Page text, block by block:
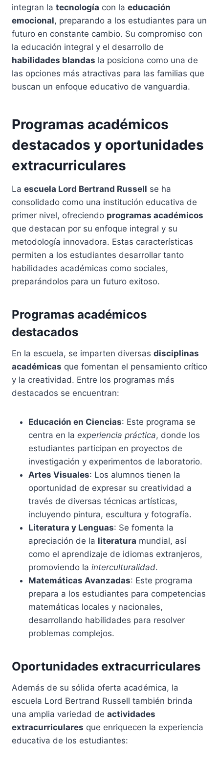
integran la tecnología con la educación
emocional, preparando a los estudiantes para un
futuro en constante cambio. Su compromiso con
la educación integral y el desarrollo de
habilidades blandas la posiciona como una de
las opciones más atractivas para las familias que
buscan un enfoque educativo de vanguardia.
Programas académicos
destacados y oportunidades
extracurriculares
La escuela Lord Bertrand Russell se ha
consolidado como una institución educativa de
primer nivel, ofreciendo programas académicos
que destacan por su enfoque integral y su
metodología innovadora. Estas características
permiten a los estudiantes desarrollar tanto
habilidades académicas como sociales,
preparándolos para un futuro exitoso.
Programas académicos
destacados
En la escuela, se imparten diversas disciplinas
académicas que fomentan el pensamiento crítico
y la creatividad. Entre los programas más
destacados se encuentran:
Educación en Ciencias: Este programa se
centra en la experiencia práctica, donde los
estudiantes participan en proyectos de
investigación y experimentos de laboratorio.
Artes Visuales: Los alumnos tienen la
oportunidad de expresar su creatividad a
través de diversas técnicas artísticas,
incluyendo pintura, escultura y fotografía.
Literatura y Lenguas: Se fomenta la
apreciación de la literatura mundial, así
como el aprendizaje de idiomas extranjeros,
promoviendo la interculturalidad.
Matemáticas Avanzadas: Este programa
prepara a los estudiantes para competencias
matemáticas locales y nacionales,
desarrollando habilidades para resolver
problemas complejos.
Oportunidades extracurriculares
Además de su sólida oferta académica, la
escuela Lord Bertrand Russell también brinda
una amplia variedad de actividades
extracurriculares que enriquecen la experiencia
educativa de los estudiantes: